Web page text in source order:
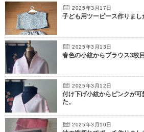
2025年3月17日
子ども用ツーピース作りまし
2025年3月13日
春色の小紋からブラウス3枚
2025年3月12日
付け下げ小紋からピンクが
た。
2025年3月10日